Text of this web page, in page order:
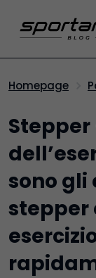
Homepage
sono gli
stepper